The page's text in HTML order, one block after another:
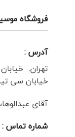
فروشگاه
آدرس :
تهران.
خیابان سی تیر. پلاک 493.
آقای
شماره تماس :